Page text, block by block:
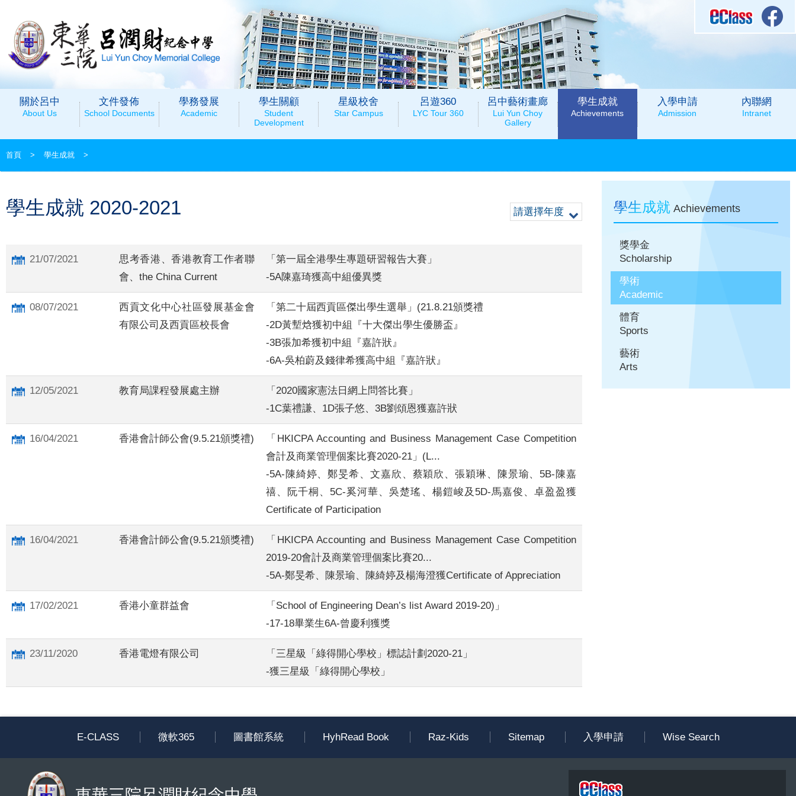
關於呂中
About Us
文件發佈
School Documents
學務發展
Academic
學生關顧
Student
Development
星級校舍
Star Campus
呂遊360
LYC Tour 360
呂中藝術畫廊
Lui Yun Choy
Gallery
學生成就
Achievements
入學申請
Admission
內聯網
Intranet
首頁 > 學生成就 >
學生成就 2020-2021 請選擇年度
21/07/2021
思考香港、香港教育工作者聯
會、the China Current
「第一屆全港學生專題研習報告大賽」
-5A陳嘉琦獲高中組優異獎
08/07/2021
西貢文化中心社區發展基金會
有限公司及西貢區校長會
「第二十屆西貢區傑出學生選舉」(21.8.21頒獎禮
-2D黃塹焓獲初中組『十大傑出學生優勝盃』
-3B張加希獲初中組『嘉許狀』
-6A-吳柏蔚及錢律希獲高中組『嘉許狀』
12/05/2021 教育局課程發展處主辦
「2020國家憲法日網上問答比賽」
-1C葉禮謙、1D張子悠、3B劉頌恩獲嘉許狀
16/04/2021 香港會計師公會(9.5.21頒獎禮)
「HKICPA Accounting and Business Management Case Competition
會計及商業管理個案比賽2020-21」(L...
-5A-陳綺婷、鄭旻希、文嘉欣、蔡穎欣、張穎琳、陳景瑜、5B-陳嘉
禧、阮千桐、5C-奚河華、吳楚瑤、楊鎧峻及5D-馬嘉俊、卓盈盈獲
Certificate of Participation
16/04/2021 香港會計師公會(9.5.21頒獎禮)
「HKICPA Accounting and Business Management Case Competition
2019-20會計及商業管理個案比賽20...
-5A-鄭旻希、陳景瑜、陳綺婷及楊海澄獲Certificate of Appreciation
17/02/2021 香港小童群益會
「School of Engineering Dean’s list Award 2019-20)」
-17-18畢業生6A-曾慶利獲獎
23/11/2020 香港電燈有限公司
「三星級「綠得開心學校」標誌計劃2020-21」
-獲三星級「綠得開心學校」
學生成就 Achievements
獎學金
Scholarship
學術
Academic
體育
Sports
藝術
Arts
E-CLASS 微軟365 圖書館系統 HyhRead Book Raz-Kids Sitemap 入學申請 Wise Search